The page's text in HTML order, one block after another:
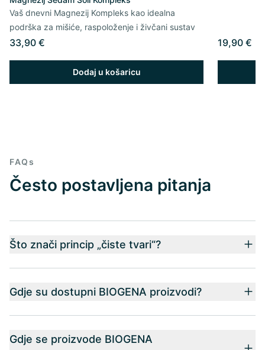
Vaš dnevni Magnezij Kompleks kao idealna
podrška za mišiće, raspoloženje i živčani sustav
33,90 €
Dodaj u košaricu
19,90 €
FAQs
Često postavljena pitanja
Što znači princip „čiste tvari“?
Gdje su dostupni BIOGENA proizvodi?
Gdje se proizvode BIOGENA